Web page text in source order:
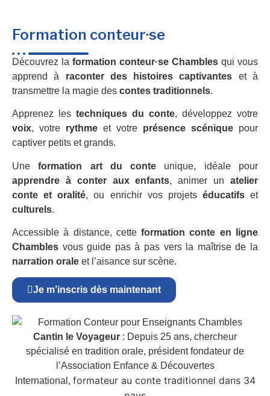
Formation conteur·se
Découvrez la formation conteur·se Chambles qui vous
apprend à raconter des histoires captivantes et à
transmettre la magie des contes traditionnels.
Apprenez les techniques du conte, développez votre
voix, votre rythme et votre présence scénique pour
captiver petits et grands.
Uneformation art du conte unique, idéale pour
apprendre à conter aux enfants, animer unatelier
conte et oralité, ou enrichir vos projets éducatifset
culturels.
Accessible à distance, cetteformation conte en ligne
Chambles vous guide pas à pas vers la maîtrise de la
narration orale et l’aisance sur scène.
Je m’inscris dès maintenant
Cantin le Voyageur : Depuis 25 ans, chercheur
spécialisé en tradition orale, président fondateur de
l’Association Enfance & Découvertes
International, formateur au conte traditionnel dans 34